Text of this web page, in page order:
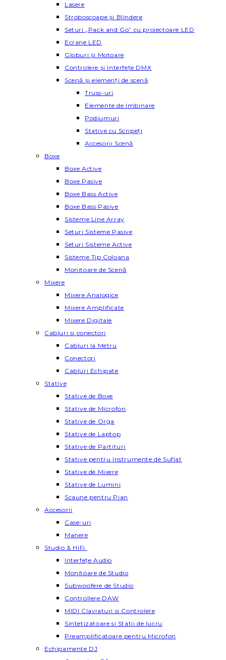
Lasere
Stroboscoape și Blindere
Seturi „Pack and Go” cu proiectoare LED
Ecrane LED
Globuri și Motoare
Controlere și Interfețe DMX
Scenă și elemenți de scenă
Truss-uri
Elemente de Imbinare
Podiumuri
Stative cu Scripeți
Accesorii Scenă
Boxe
Boxe Active
Boxe Pasive
Boxe Bass Active
Boxe Bass Pasive
Sisteme Line Array
Seturi Sisteme Pasive
Seturi Sisteme Active
Sisteme Tip Coloana
Monitoare de Scenă
Mixere
Mixere Analogice
Mixere Amplificate
Mixere Digitale
Cabluri si conectori
Cabluri la Metru
Conectori
Cabluri Echipate
Stative
Stative de Boxe
Stative de Microfon
Stative de Orga
Stative de Laptop
Stative de Partituri
Stative pentru Instrumente de Suflat
Stative de Mixere
Stative de Lumini
Scaune pentru Pian
Accesorii
Case-uri
Manere
Studio & HiFi
Interfețe Audio
Monitoare de Studio
Subwoofere de Studio
Controllere DAW
MIDI Claviaturi si Controlere
Sintetizatoare si Statii de lucru
Preamplificatoare pentru Microfon
Echipamente DJ